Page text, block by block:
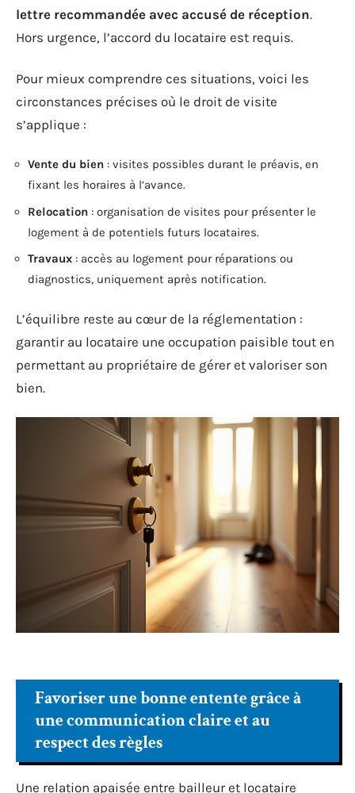
lettre recommandée avec accusé de réception.
Hors urgence, l’accord du locataire est requis.
Pour mieux comprendre ces situations, voici les
circonstances précises où le droit de visite
s’applique :
Vente du bien : visites possibles durant le préavis, en
fixant les horaires à l’avance.
Relocation : organisation de visites pour présenter le
logement à de potentiels futurs locataires.
Travaux : accès au logement pour réparations ou
diagnostics, uniquement après notification.
L’équilibre reste au cœur de la réglementation :
garantir au locataire une occupation paisible tout en
permettant au propriétaire de gérer et valoriser son
bien.
Favoriser une bonne entente grâce à
une communication claire et au
respect des règles
Une relation apaisée entre bailleur et locataire